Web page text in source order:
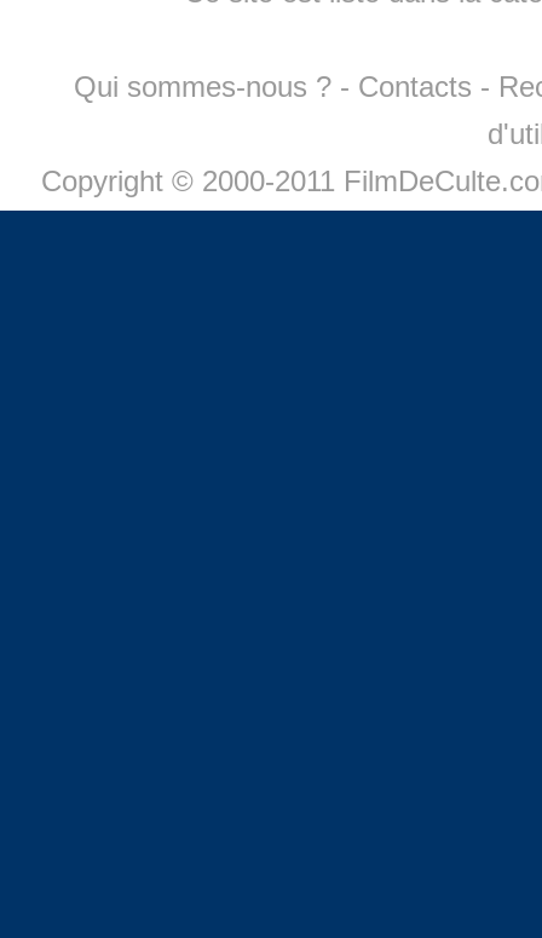
Qui sommes-nous ? - Contacts -
Copyright © 2000-2011